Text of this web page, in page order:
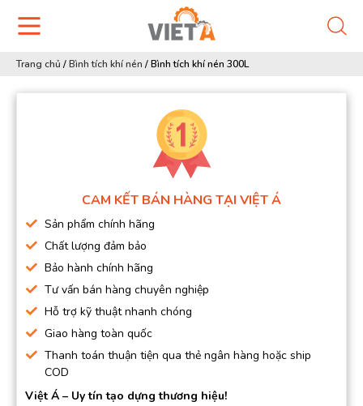
Trang chủ /Bình tích khí nén /Bình tích khí nén 300L
CAM KẾT BÁN HÀNG TẠI VIỆT Á
Sản phẩm chính hãng
Chất lượng đảm bảo
Bảo hành chính hãng
Tư vấn bán hàng chuyên nghiệp
Hỗ trợ kỹ thuật nhanh chóng
Giao hàng toàn quốc
Thanh toán thuận tiện qua thẻ ngân hàng hoặc ship
COD
Việt Á – Uy tín tạo dựng thương hiệu!